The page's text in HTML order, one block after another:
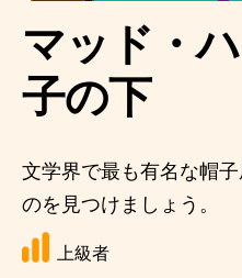
マッド・
子の下
文学界で最も有名な帽
のを見つけましょう。
上級者